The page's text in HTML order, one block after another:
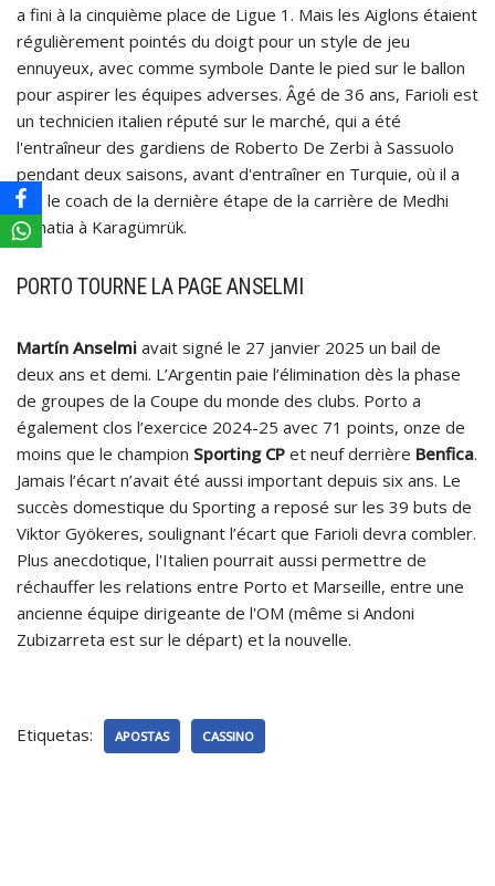
a fini à la cinquième place de Ligue 1. Mais les Aiglons étaient
régulièrement pointés du doigt pour un style de jeu
ennuyeux, avec comme symbole Dante le pied sur le ballon
pour aspirer les équipes adverses. Âgé de 36 ans, Farioli est
un technicien italien réputé sur le marché, qui a été
l'entraîneur des gardiens de Roberto De Zerbi à Sassuolo
pendant deux saisons, avant d'entraîner en Turquie, où il a
été le coach de la dernière étape de la carrière de Medhi
Benatia à Karagümrük.
PORTO TOURNE LA PAGE ANSELMI
Martín Anselmi avait signé le 27 janvier 2025 un bail de
deux ans et demi. L’Argentin paie l’élimination dès la phase
de groupes de la Coupe du monde des clubs. Porto a
également clos l’exercice 2024-25 avec 71 points, onze de
moins que le champion Sporting CP et neuf derrière Benfica.
Jamais l’écart n’avait été aussi important depuis six ans. Le
succès domestique du Sporting a reposé sur les 39 buts de
Viktor Gyökeres, soulignant l’écart que Farioli devra combler.
Plus anecdotique, l'Italien pourrait aussi permettre de
réchauffer les relations entre Porto et Marseille, entre une
ancienne équipe dirigeante de l'OM (même si Andoni
Zubizarreta est sur le départ) et la nouvelle.
Etiquetas: APOSTAS CASSINO